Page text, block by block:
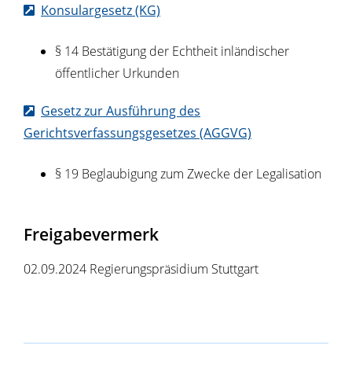
Konsulargesetz (KG)
§ 14 Bestätigung der Echtheit inländischer
öffentlicher Urkunden
Gesetz zur Ausführung des
Gerichtsverfassungsgesetzes (AGGVG)
§ 19 Beglaubigung zum Zwecke der Legalisation
Freigabevermerk
02.09.2024 Regierungspräsidium Stuttgart